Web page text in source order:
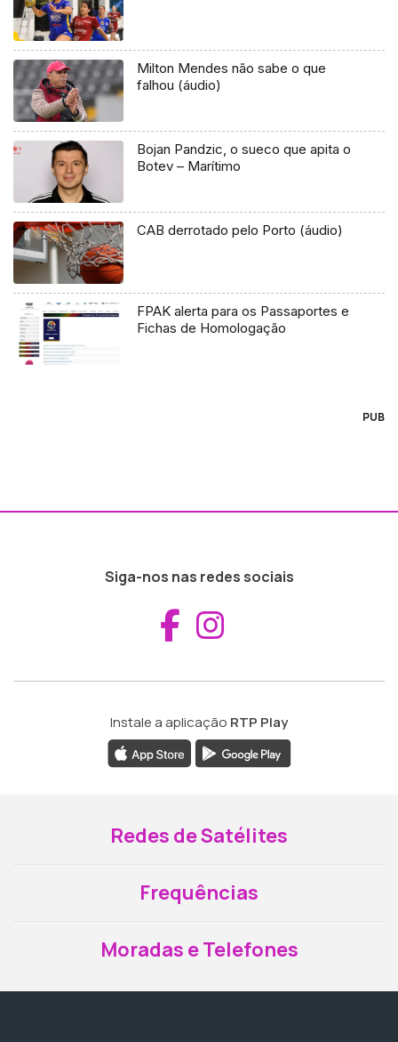
Milton Mendes não sabe o que
falhou (áudio)
Bojan Pandzic, o sueco que apita o
Botev – Marítimo
CAB derrotado pelo Porto (áudio)
FPAK alerta para os Passaportes e
Fichas de Homologação
PUB
Siga-nos nas redes sociais
Aceder ao
Instale a aplicação RTP Play
Redes de Satélites
Frequências
Moradas e Telefones